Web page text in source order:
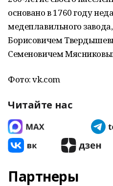
основано в 1760 году
медеплавильного
Борисовичем
Семеновичем
Фото: vk.com
Читайте нас
Партнеры